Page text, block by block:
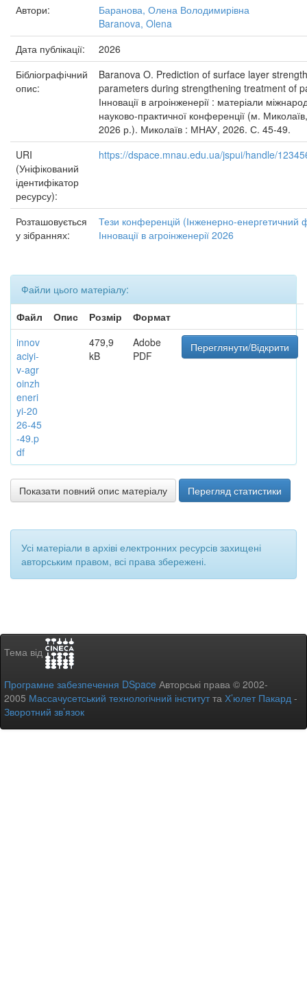
Автори:
Баранова, Олена Володимирівна
Baranova, Olena
Дата публікації:
2026
Бібліографічний
опис:
Baranova O. Prediction of surface layer
parameters during strengthening treatment of
Інновації в агроінженерії : матеріали
науково-практичної конференції (м.
2026 р.). Миколаїв : МНАУ, 2026. С. 45-49.
URI
(Уніфікований
ідентифікатор
ресурсу):
https://dspace.mnau.edu.ua/jspui/handle/
Розташовується
у зібраннях:
Тези конференцій (Інженерно-енергетичний
Інновації в агроінженерії 2026
Файли цього матеріалу:
Файл
Опис Розмір
Формат
innov
aciyi-
v-agr
oinzh
eneri
yi-20
26-45
-49.p
df
479,9
kB
Adobe
PDF
Переглянути/Відкрити
Показати повний опис матеріалу Перегляд статистики
Усі матеріали в архіві електронних ресурсів захищені
авторським правом, всі права збережені.
Тема від
Програмне забезпечення DSpace Авторські права © 2002-
2005 Массачусетський технологічний інститутта Х’юлет Пакард -
Зворотний зв’язок